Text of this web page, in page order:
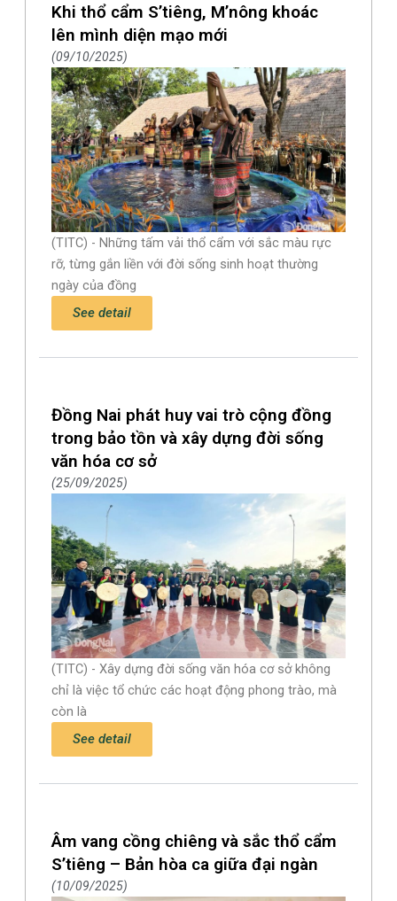
Khi thổ cẩm S’tiêng, M’nông khoác
lên mình diện mạo mới
09/10/2025
(TITC) - Những tấm vải thổ cẩm với sắc màu rực
rỡ, từng gắn liền với đời sống sinh hoạt thường
ngày của đồng
See detail
Đồng Nai phát huy vai trò cộng đồng
trong bảo tồn và xây dựng đời sống
văn hóa cơ sở
25/09/2025
(TITC) - Xây dựng đời sống văn hóa cơ sở không
chỉ là việc tổ chức các hoạt động phong trào, mà
còn là
See detail
Âm vang cồng chiêng và sắc thổ cẩm
S’tiêng – Bản hòa ca giữa đại ngàn
10/09/2025